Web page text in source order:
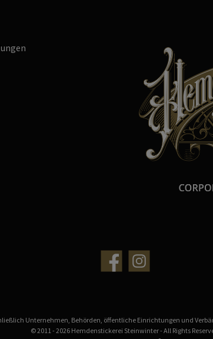
Unternehmen, Behörden, öffentliche Einrichtungen und
© 2011 - 2026 Hemdenstickerei Steinwinter - All Rights